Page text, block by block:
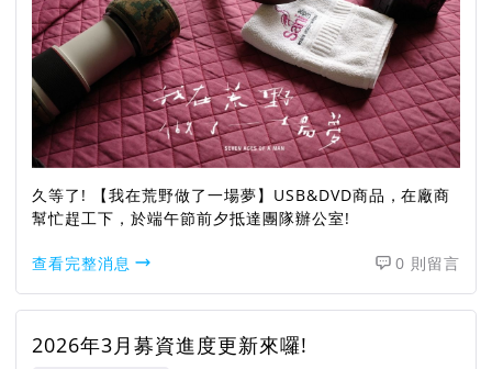
久等了! 【我在荒野做了一場夢】USB&DVD商品，在廠商
幫忙趕工下，於端午節前夕抵達團隊辦公室!
查看完整消息 0 則留言
2026年3月募資進度更新來囉!